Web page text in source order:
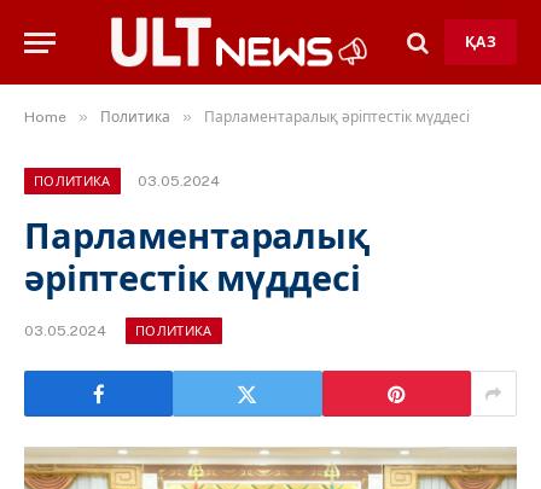
ҚАЗ
Home » Политика » Парламентаралық әріптестік мүддесі
ПОЛИТИКА 03.05.2024
Парламентаралық
әріптестік мүддесі
03.05.2024 ПОЛИТИКА